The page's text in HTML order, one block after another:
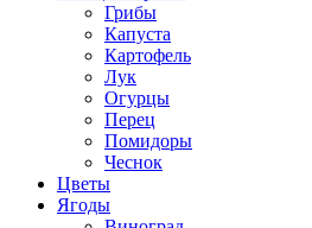
Грибы
Капуста
Картофель
Лук
Огурцы
Перец
Помидоры
Чеснок
Цветы
Ягоды